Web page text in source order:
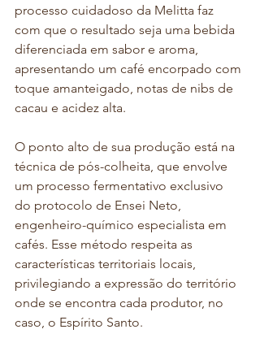
processo cuidadoso da Melitta faz
com que o resultado seja uma bebida
diferenciada em sabor e aroma,
apresentando um café encorpado com
toque amanteigado, notas de nibs de
cacau e acidez alta.
O ponto alto de sua produção está na
técnica de pós-colheita, que envolve
um processo fermentativo exclusivo
do protocolo de Ensei Neto,
engenheiro-químico especialista em
cafés. Esse método respeita as
características territoriais locais,
privilegiando a expressão do território
onde se encontra cada produtor, no
caso, o Espírito Santo.